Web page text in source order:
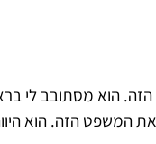
הוא מסתובב לי
המשפט הזה. הוא